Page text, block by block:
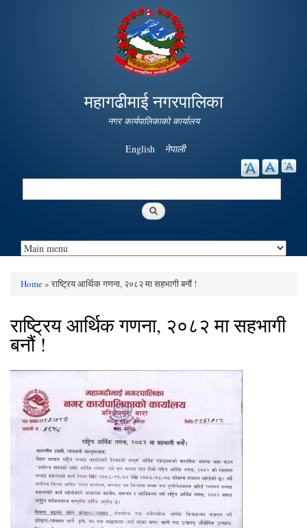
Skip to
main
content
महागढीमाई नगरपालिका
नगर कार्यपालिकाको कार्यालय
English नेपाली
Search
You are here
Home» राष्ट्रिय आर्थिक गणना, २०८२ मा सहभागी बनौं !
राष्ट्रिय आर्थिक गणना, २०८२ मा सहभागी
बनौं !